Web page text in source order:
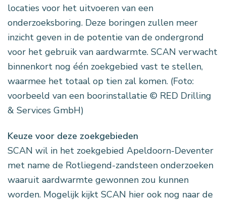
locaties voor het uitvoeren van een
onderzoeksboring. Deze boringen zullen meer
inzicht geven in de potentie van de ondergrond
voor het gebruik van aardwarmte. SCAN verwacht
binnenkort nog één zoekgebied vast te stellen,
waarmee het totaal op tien zal komen. (Foto:
voorbeeld van een boorinstallatie © RED Drilling
& Services GmbH)
Keuze voor deze zoekgebieden
SCAN wil in het zoekgebied Apeldoorn-Deventer
met name de Rotliegend-zandsteen onderzoeken
waaruit aardwarmte gewonnen zou kunnen
worden. Mogelijk kijkt SCAN hier ook nog naar de